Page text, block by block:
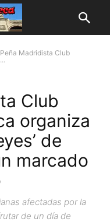
Madridista Club
Club
organiza
de
marcado
afectadas por la
de un día de